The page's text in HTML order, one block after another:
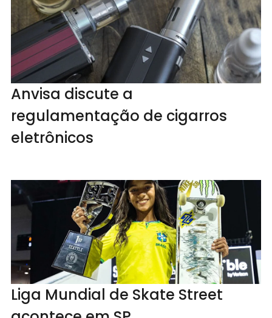
Anvisa discute a
regulamentação de cigarros
eletrônicos
Liga Mundial de Skate Street